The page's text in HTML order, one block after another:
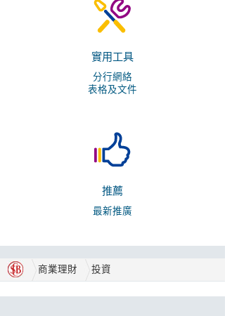
實用工具
分行網絡
表格及文件
推薦
最新推廣
商業理財 投資